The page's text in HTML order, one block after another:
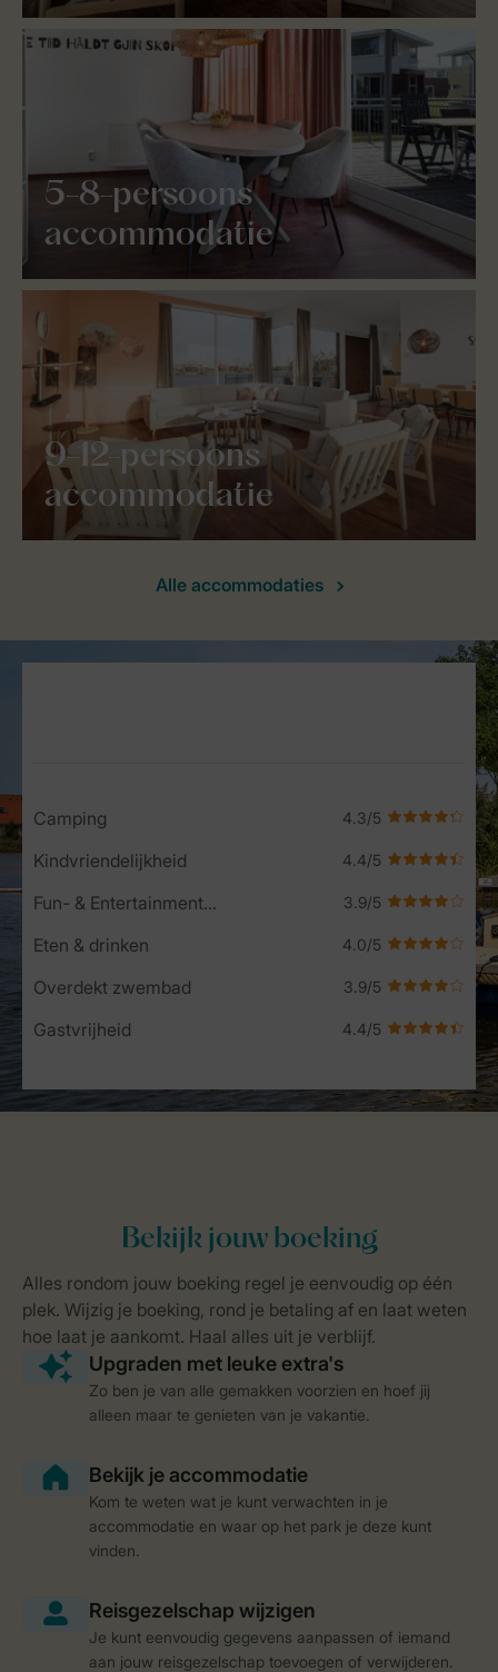
5-8-persoons
accommodatie
9-12-persoons
accommodatie
Alle accommodaties
Service Rating from our guests
Camping
Kindvriendelijkheid
Fun- & Entertainment-programma
Eten & drinken
Overdekt zwembad
Gastvrijheid
Zo ben je van alle gemakken voorzien en hoef jij
alleen maar te genieten van je vakantie.
Kom te weten wat je kunt verwachten in je
accommodatie en waar op het park je deze kunt
vinden.
Je kunt eenvoudig gegevens aanpassen of iemand
aan jouw reisgezelschap toevoegen of verwijderen.